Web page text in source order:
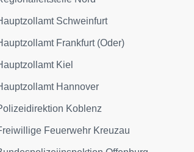
Schweinfurt
Frankfurt (Oder)
Kiel
Hannover
Koblenz
Feuerwehr Kreuzau